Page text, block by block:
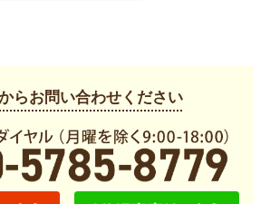
らお問い合わせください